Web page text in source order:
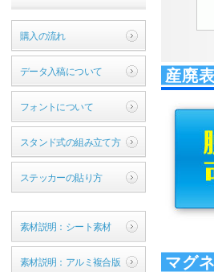
購入の流れ
データ入稿について
フォントについて
スタンド式の組み立て方
ステッカーの貼り方
素材説明：シート素材
素材説明：アルミ複合版
産廃
マグ